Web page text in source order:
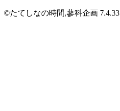
©たてしなの時間,蓼科企画 7.4.33